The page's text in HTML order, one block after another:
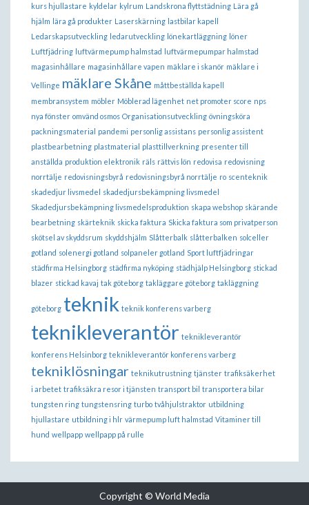
kurs hjullastare kyldelar kylrum Landskrona flyttstädning Lära gå
hjälm lära gå produkter Laserskärning lastbilar kapell
Ledarskapsutveckling ledarutveckling lönekartläggning löner
Luftfjädring luftvärmepump halmstad luftvärmepumpar halmstad
magasinhållare magasinhållare vapen mäklare i skanör mäklare i
Vellinge mäklare Skåne måttbeställda kapell
membransystem möbler Möblerad lägenhet net promoter score nps
nya fönster omvänd osmos Organisationsutveckling övningsköra
packningsmaterial pandemi personlig assistans personlig assistent
plastbearbetning plastmaterial plasttillverkning presenter till
anställda produktion elektronik räls rättvis lön redovisa redovisning
norrtälje redovisningsbyrå redovisningsbyrå norrtälje ro scenteknik
skadedjur livsmedel skadedjursbekämpning livsmedel
Skadedjursbekämpning livsmedelsproduktion skapa webshop skärande
bearbetning skärteknik skicka faktura Skicka faktura som privatperson
skötsel av skyddsrum skyddshjälm Slåtterbalk slåtterbalken solceller
gotland solenergi gotland solpaneler gotland Sport luftfjädringar
städfirma Helsingborg städfirma nyköping städhjälp Helsingborg stickad
blazer stickad kavaj tak göteborg takläggare göteborg takläggning
göteborg teknik teknik konferens varberg
teknikleverantör teknikleverantör
konferens Helsinborg teknikleverantör konferens varberg
tekniklösningar teknikutrustning tjänster trafiksäkerhet
i arbetet trafiksäkra resor i tjänsten transport bil transportera bilar
tungsten ring tungstensring turbo tvåhjulstraktor utbildning
hjullastare utbildning i hlr värmepump luft halmstad Vitaminer till
hund wellpapp wellpapp på rulle
Copyright © World Media